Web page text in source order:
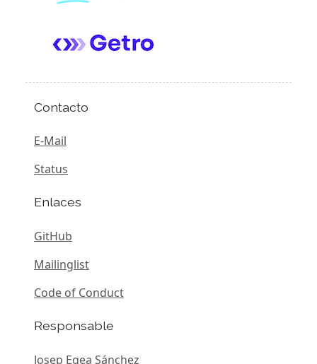
Contacto
E-Mail
Status
Enlaces
GitHub
Mailinglist
Code of Conduct
Responsable
Josep Egea Sánchez